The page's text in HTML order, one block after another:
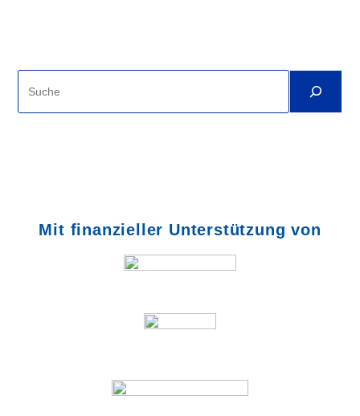
Suche
Mit finanzieller Unterstützung von